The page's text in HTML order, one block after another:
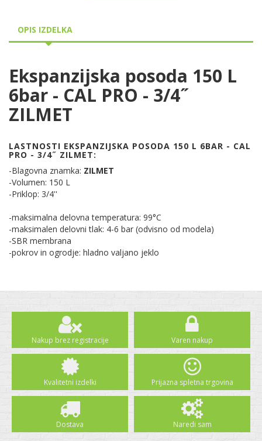
OPIS IZDELKA
Ekspanzijska posoda 150 L
6bar - CAL PRO - 3/4˝
ZILMET
LASTNOSTI EKSPANZIJSKA POSODA 150 L 6BAR - CAL
PRO - 3/4˝ ZILMET:
-Blagovna znamka: ZILMET
-Volumen: 150 L
-Priklop: 3/4''
-maksimalna delovna temperatura: 99°C
-maksimalen delovni tlak: 4-6 bar (odvisno od modela)
-SBR membrana
-pokrov in ogrodje: hladno valjano jeklo
Nakup brez registracije Varen nakup
Kvalitetni izdelki Prijazna spletna trgovina
Dostava Naredi sam